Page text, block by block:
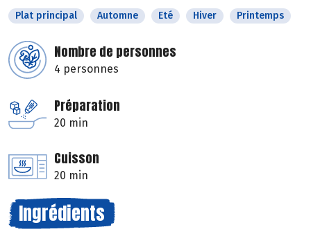
Plat principal Automne Eté Hiver Printemps
Nombre de personnes
4 personnes
Préparation
20 min
Cuisson
20 min
Ingrédients